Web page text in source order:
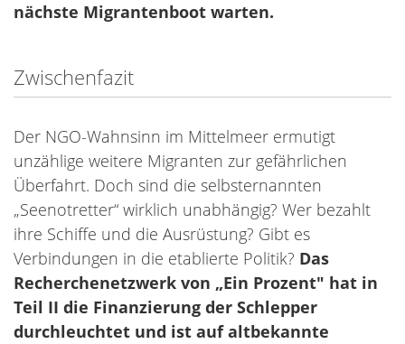
nächste Migrantenboot warten.
Zwischenfazit
Der NGO-Wahnsinn im Mittelmeer ermutigt
unzählige weitere Migranten zur gefährlichen
Überfahrt. Doch sind die selbsternannten
„Seenotretter“ wirklich unabhängig? Wer bezahlt
ihre Schiffe und die Ausrüstung? Gibt es
Verbindungen in die etablierte Politik? Das
Recherchenetzwerk von „Ein Prozent" hat in
Teil II die Finanzierung der Schlepper
durchleuchtet und ist auf altbekannte